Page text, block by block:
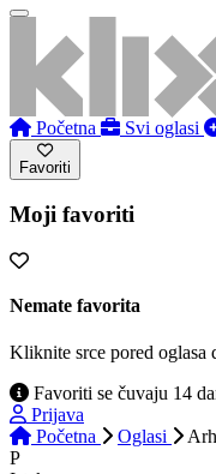
Početna Svi oglasi
Favoriti
Moji favoriti
Nemate favorita
Kliknite srce pored oglasa
Favoriti se čuvaju 14
Prijava
Početna
Oglasi
P